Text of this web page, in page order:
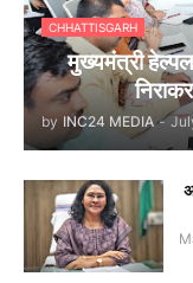
CHHATTISGARH
मुख्यमंत्री
by INC24 MEDIA -